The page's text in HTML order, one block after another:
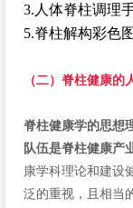
3.人体脊柱调理
5.脊柱解构彩色
（二）脊柱健康的
脊柱健康学的思想
队伍是脊柱健康产
康学科理论和建设
泛的重视，且相当